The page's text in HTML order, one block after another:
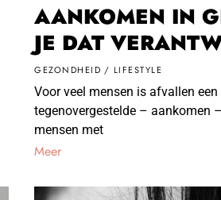
AANKOMEN IN
JE DAT
GEZONDHEID / LIFESTYLE
Voor veel mensen is afvallen
tegenovergestelde – aankomen
mensen met
Meer